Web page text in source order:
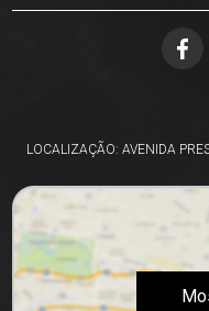
LOCALIZAÇÃO: AVENIDA